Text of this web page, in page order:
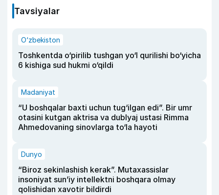
Tavsiyalar
O‘zbekiston
Toshkentda o‘pirilib tushgan yo‘l qurilishi bo‘yicha
6 kishiga sud hukmi o‘qildi
Madaniyat
“U boshqalar baxti uchun tug‘ilgan edi”. Bir umr
otasini kutgan aktrisa va dublyaj ustasi Rimma
Ahmedovaning sinovlarga to‘la hayoti
Dunyo
“Biroz sekinlashish kerak”. Mutaxassislar
insoniyat sun’iy intellektni boshqara olmay
qolishidan xavotir bildirdi